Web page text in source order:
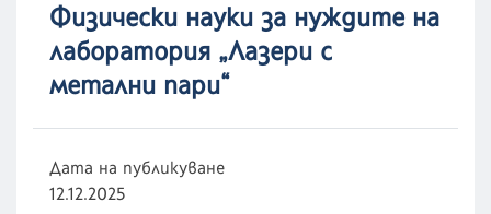
Физически науки за нуждите на
лаборатория „Лазери с
метални пари“
Дата на публикуване
12.12.2025